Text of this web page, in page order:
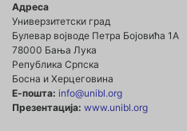
Адреса
Универзитетски град
Булевар војводе Петра Бојовића 1А
78000 Бања Лука
Република Српска
Босна и Херцеговина
Е-пошта: info@unibl.org
Презентација: www.unibl.org